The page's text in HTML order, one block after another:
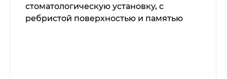
стоматологическую установку, с
ребристой поверхностью и памятью